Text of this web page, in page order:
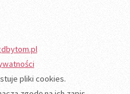
pliki cookies.